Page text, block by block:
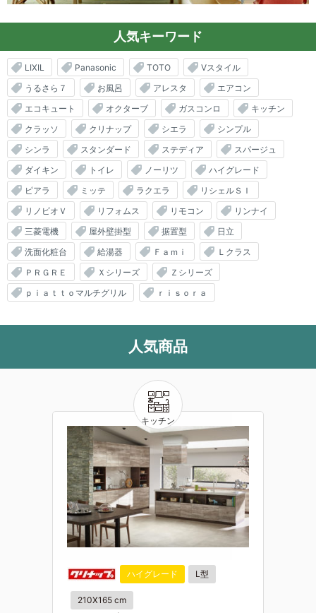
人気キーワード
LIXIL Panasonic TOTO
Vスタイル
うるさら７
お風呂 アレスタ
エアコン
エコキュート
オクターブ ガスコンロ
キッチン
クラッソ
クリナップ シエラ
シンプル
シンラ
スタンダード ステディア
スパージュ
ダイキン
トイレ ノーリツ
ハイグレード
ピアラ
ミッテ ラクエラ
リシェルＳＩ
リノビオＶ
リフォムス リモコン
リンナイ
三菱電機
屋外壁掛型 据置型
日立
洗面化粧台
給湯器 Ｆａｍｉ
Ｌクラス
ＰＲＧＲＥ
Ｘシリーズ
Ｚシリーズ
ｐｉａｔｔｏマルチグリル
ｒｉｓｏｒａ
人気商品
ハイグレード L型
210X165 cm